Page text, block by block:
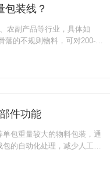
包装线？
农副产品等行业，具体如
落的不规则物料，可对200-2
除铁屑和泥沙、剔除等功
于各种颗粒状食品的包装，
件功能
包重量较大的物料包装，通
的自动化处理，减少人工干
与适配的部件协同，了解核
需求的关键。一、大剂量全